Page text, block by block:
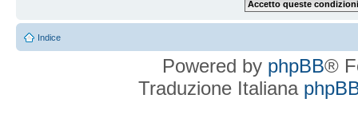
Indice
Powered by phpBB®
Traduzione Italiana